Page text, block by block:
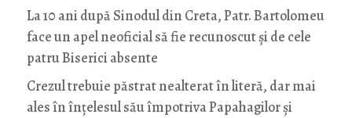
La 10 ani după Sinodul din Creta, Patr. Bartolomeu
face un apel neoficial să fie recunoscut și de cele
patru Biserici absente
Crezul trebuie păstrat nealterat în literă, dar mai
ales în înțelesul său împotriva Papahagilor și